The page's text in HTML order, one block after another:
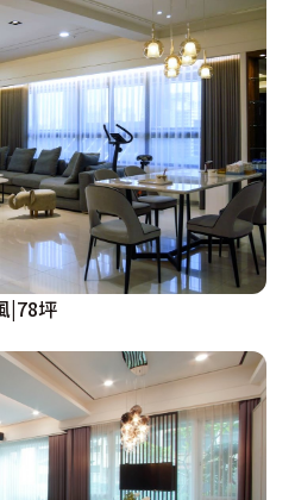
社會，原本的臥房空間已不符
更改為小孩的臥房，除了沒有
主臥坪數相等。床尾做了大面
子結婚可使用。
年感情了，並且衣櫥的配置已
保留，雖然原先衣櫥保存良
以利用油漆將舊有衣櫥重新打
都是保留舊有的家具，配合舊
為暖色系的色調。
作為客房備用。
|78坪